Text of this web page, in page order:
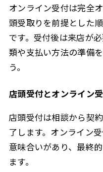
オンライン受付は完全
頭受取りを前提とした
です。受付後は来店が
類や支払い方法の準備
う。
店頭受付とオンライン
店頭受付は相談から契
了します。オンライン
意味合いがあり、最終
ます。